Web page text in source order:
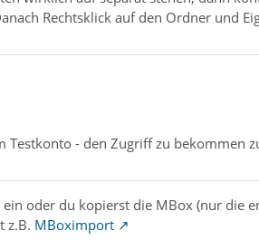
Rechtsklick auf den Ordner und
Testkonto - den Zugriff zu bekommen
oder du kopierst die MBox (nur die
z.B. MBoximport